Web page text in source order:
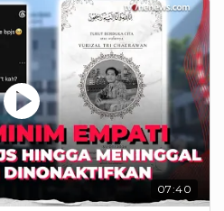
07:40